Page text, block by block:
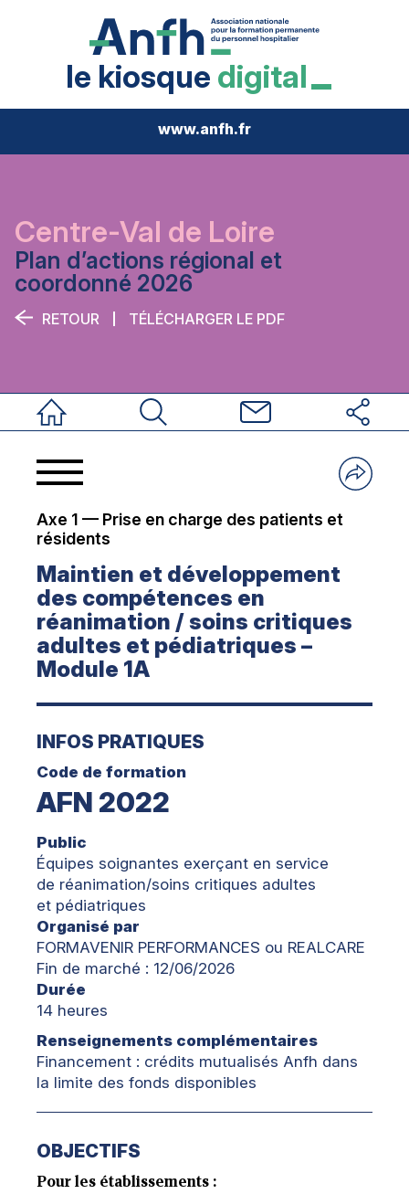
le kiosque digital
www.anfh.fr
Accueil Rechercher Nous contacter Réseaux
Centre-Val de Loire
Plan d’actions régional et
coordonné 2026
RETOUR TÉLÉCHARGER LE PDF
Axe 1 — Prise en charge des patients et
résidents
Maintien et développement
des compétences en
réanimation / soins critiques
adultes et pédiatriques –
Module 1A
INFOS PRATIQUES
Code de formation
AFN 2022
Public
Équipes soignantes exerçant en service
de réanimation/soins critiques adultes
et pédiatriques
Organisé par
FORMAVENIR PERFORMANCES ou REALCARE
Fin de marché : 12/06/2026
Durée
14 heures
Renseignements complémentaires
Financement : crédits mutualisés Anfh dans
la limite des fonds disponibles
OBJECTIFS
Pour les établissements :